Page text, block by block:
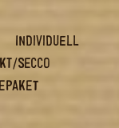
IN­DI­VI­DU­ELL
SECCO